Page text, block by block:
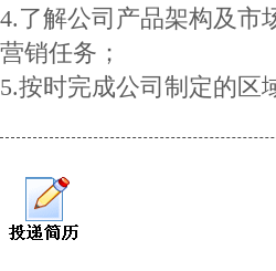
4.了解公司产品架构及市
营销任务；
5.按时完成公司制定的区